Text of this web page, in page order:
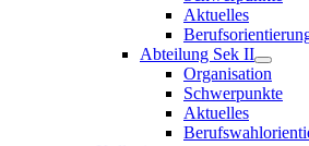
Aktuelles
Abteilung Sek II
Organisation
Schwerpunkte
Aktuelles